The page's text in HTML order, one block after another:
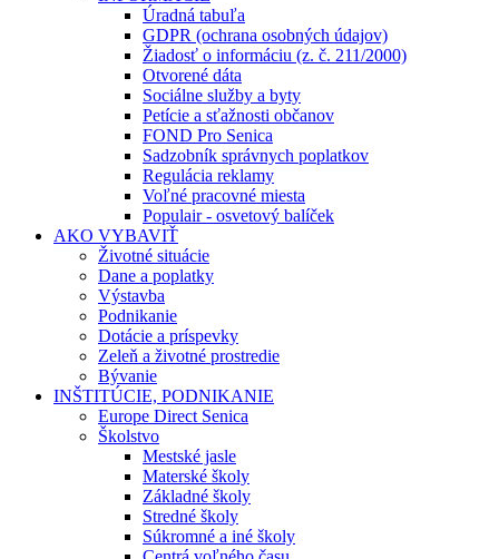
Úradná tabuľa
GDPR (ochrana osobných údajov)
Žiadosť o informáciu (z. č. 211/2000)
Otvorené dáta
Sociálne služby a byty
Petície a sťažnosti občanov
FOND Pro Senica
Sadzobník správnych poplatkov
Regulácia reklamy
Voľné pracovné miesta
Populair - osvetový balíček
AKO VYBAVIŤ
Životné situácie
Dane a poplatky
Výstavba
Podnikanie
Dotácie a príspevky
Zeleň a životné prostredie
Bývanie
INŠTITÚCIE, PODNIKANIE
Europe Direct Senica
Školstvo
Mestské jasle
Materské školy
Základné školy
Stredné školy
Súkromné a iné školy